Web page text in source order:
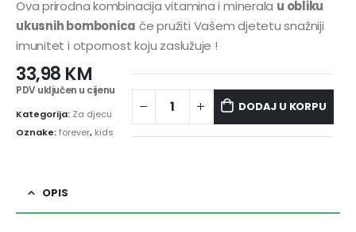
Ova prirodna kombinacija vitamina i minerala u obliku
ukusnih bombonica će pružiti Vašem djetetu snažniji
imunitet i otpornost koju zaslužuje !
33,98 KM
PDV uključen u cijenu
Kategorija: Za djecu
Oznake:forever, kids
DODAJ U KORPU
OPIS